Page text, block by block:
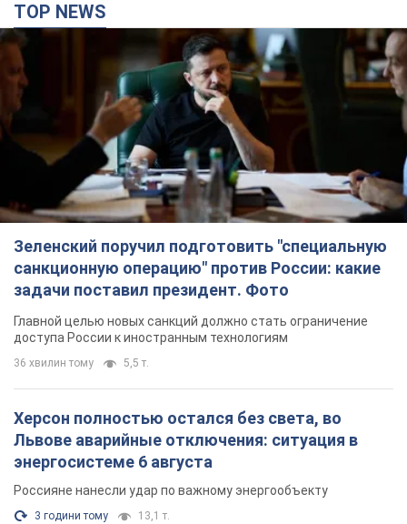
TOP NEWS
Зеленский поручил подготовить "специальную
санкционную операцию" против России: какие
задачи поставил президент. Фото
Главной целью новых санкций должно стать ограничение
доступа России к иностранным технологиям
36 хвилин тому 5,5 т.
Херсон полностью остался без света, во
Львове аварийные отключения: ситуация в
энергосистеме 6 августа
Россияне нанесли удар по важному энергообъекту
3 години тому 13,1 т.